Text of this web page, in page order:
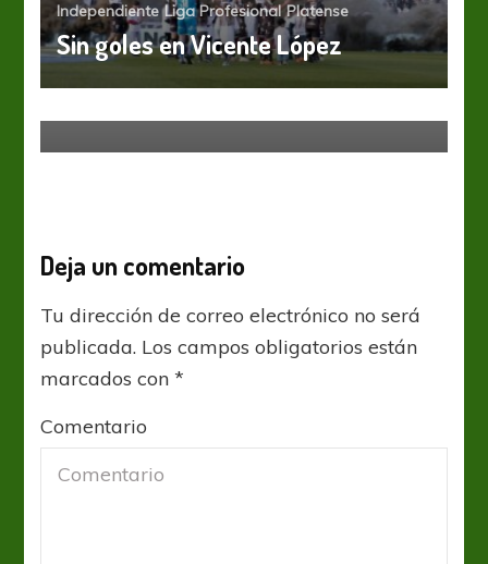
Independiente Liga Profesional Platense
Sin goles en Vicente López
Newells Platense
Newells le ganó a Platense y se
Deja un comentario
Tu dirección de correo electrónico no será
publicada. Los campos obligatorios están
marcados con*
Comentario